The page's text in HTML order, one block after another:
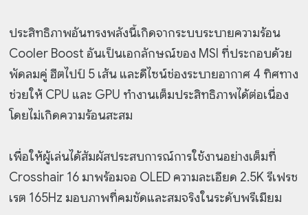
ประสิทธิภาพอันทรงพลังนี้เกิดจากระบบระบายความร้อน
Cooler Boost อันเป็นเอกลักษณ์ของ MSI ที่ประกอบด้วย
พัดลมคู่ ฮีตไปป์ 5 เส้น และดีไซน์ช่องระบายอากาศ 4 ทิศทาง
ช่วยให้ CPU และ GPU ทำงานเต็มประสิทธิภาพได้ต่อเนื่อง
โดยไม่เกิดความร้อนสะสม
เพื่อให้ผู้เล่นได้สัมผัสประสบการณ์การใช้งานอย่างเต็มที่
Crosshair 16 มาพร้อมจอ OLED ความละเอียด 2.5K รีเฟรช
เรต 165Hz มอบภาพที่คมชัดและสมจริงในระดับพรีเมียม